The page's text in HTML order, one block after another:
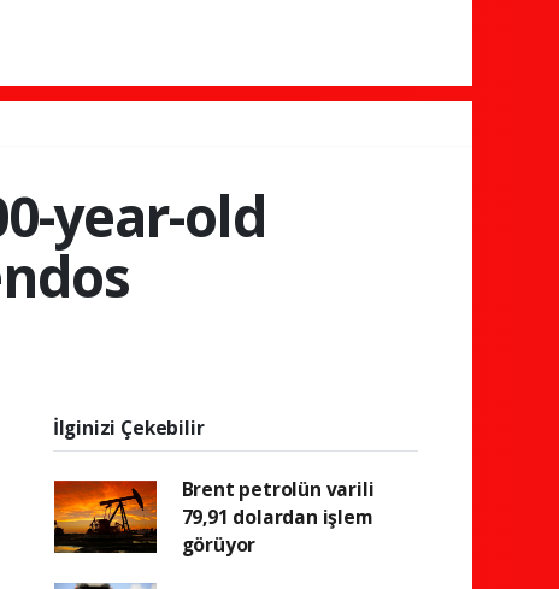
year-old
İlginizi Çekebilir
Brent petrolün varili
79,91 dolardan işlem
görüyor